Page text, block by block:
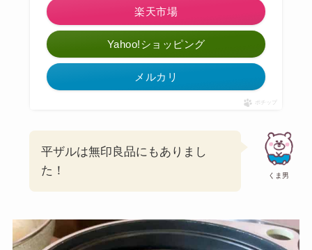
楽天市場
Yahoo!ショッピング
メルカリ
ポチップ
くま男
平ザルは無印良品にもありまし
た！